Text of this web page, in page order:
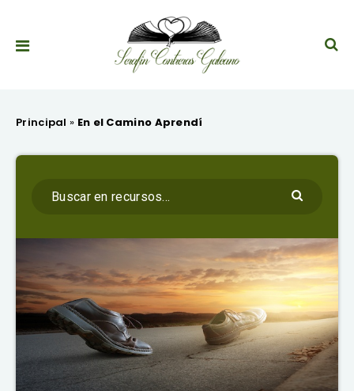
Principal » En el Camino Aprendí